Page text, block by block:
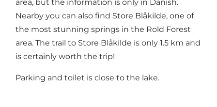
area, but the information is only in Danish.
Nearby you can also find Store Blåkilde, one of
the most stunning springs in the Rold Forest
area. The trail to Store Blåkilde is only 1.5 km and
is certainly worth the trip!
Parking and toilet is close to the lake.